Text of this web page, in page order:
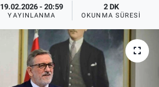
19.02.2026 - 20:59
YAYINLANMA
2 DK
OKUNMA SÜRESI